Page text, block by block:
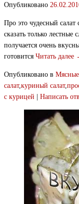
Опубликовано
Про это чудесный
сказать только лестные
получается очень
готовится Читать далее
Опубликовано в Мясные
салат,куриный салат,
с курицей
Написать